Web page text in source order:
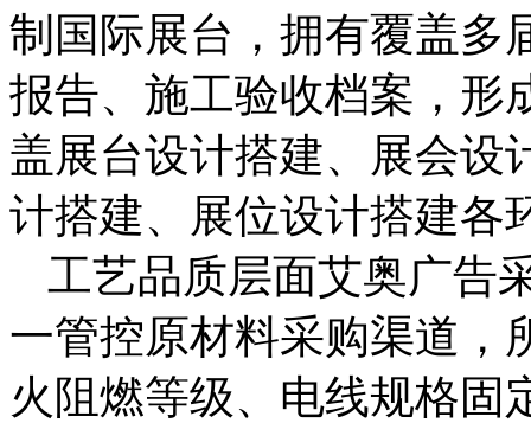
制国际展台，拥有覆盖多
报告、施工验收档案，形
盖展台设计搭建、展会设
计搭建、展位设计搭建各
工艺品质层面艾奥广告
一管控原材料采购渠道，
火阻燃等级、电线规格固